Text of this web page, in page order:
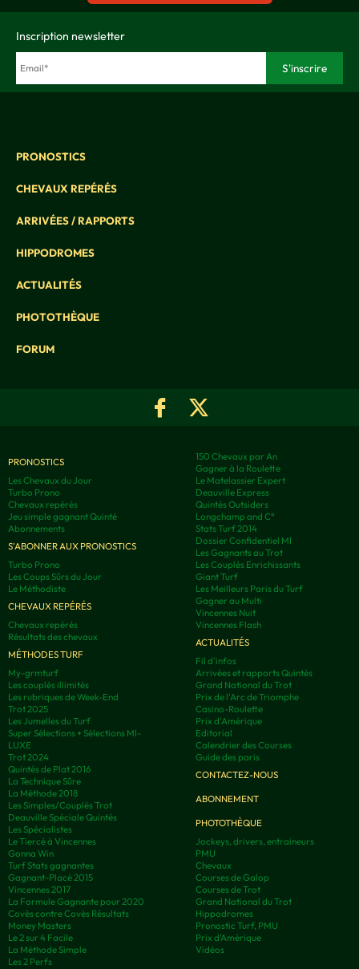
Inscription newsletter
PRONOSTICS
CHEVAUX REPÉRÉS
ARRIVÉES / RAPPORTS
HIPPODROMES
ACTUALITÉS
PHOTOTHÈQUE
FORUM
PRONOSTICS
Les Chevaux du Jour
Turbo Prono
Chevaux repérés
Jeu simple gagnant Quinté
Abonnements
S'ABONNER AUX PRONOSTICS
Turbo Prono
Les Coups Sûrs du Jour
Le Méthodiste
CHEVAUX REPÉRÉS
Chevaux repérés
Résultats des chevaux
MÉTHODES TURF
My-grmturf
Les couplés illimités
Les rubriques de Week-End
Trot 2025
Les Jumelles du Turf
Super Sélections + Sélections MI-
LUXE
Trot 2024
Quintés de Plat 2016
La Technique Sûre
La Méthode 2018
Les Simples/Couplés Trot
Deauville Spéciale Quintés
Les Spécialistes
Le Tiercé à Vincennes
Gonna Win
Turf Stats gagnantes
Gagnant-Placé 2015
Vincennes 2017
La Formule Gagnante pour 2020
Covès contre Covès Résultats
Money Masters
Le 2 sur 4 Facile
La Méthode Simple
Les 2 Perfs
150 Chevaux par An
Gagner à la Roulette
Le Matelassier Expert
Deauville Express
Quintés Outsiders
Longchamp and C°
Stats Turf 2014
Dossier Confidentiel MI
Les Gagnants au Trot
Les Couplés Enrichissants
Giant Turf
Les Meilleurs Paris du Turf
Gagner au Multi
Vincennes Nuit
Vincennes Flash
ACTUALITÉS
Fil d'infos
Arrivées et rapports Quintés
Grand National du Trot
Prix de l'Arc de Triomphe
Casino-Roulette
Prix d'Amérique
Editorial
Calendrier des Courses
Guide des paris
CONTACTEZ-NOUS
ABONNEMENT
PHOTOTHÈQUE
Jockeys, drivers, entraineurs
PMU
Chevaux
Courses de Galop
Courses de Trot
Grand National du Trot
Hippodromes
Pronostic Turf, PMU
Prix d’Amérique
Vidéos